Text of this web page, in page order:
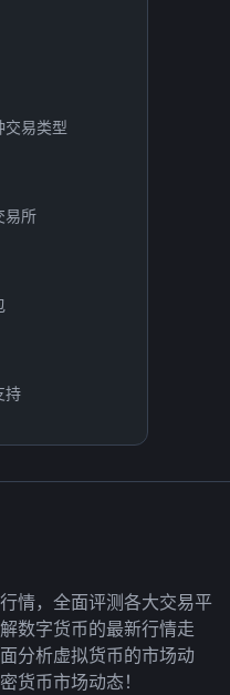
交易类型
易所
持
情，全面评测各大交易平
数字货币的最新行情走
分析虚拟货币的市场动
货币市场动态！